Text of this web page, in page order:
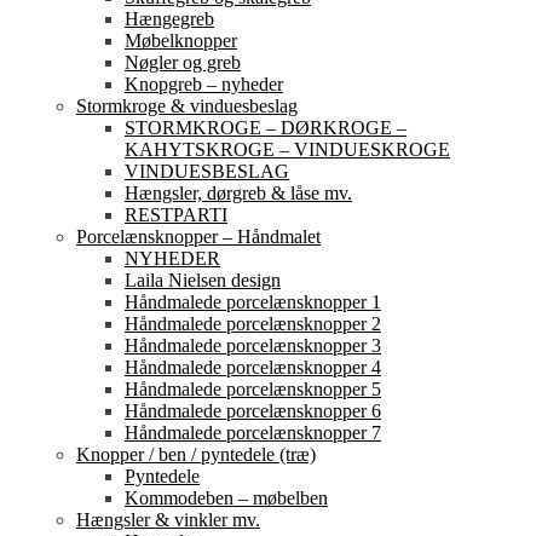
Hængegreb
Møbelknopper
Nøgler og greb
Knopgreb – nyheder
Stormkroge & vinduesbeslag
STORMKROGE – DØRKROGE –
KAHYTSKROGE – VINDUESKROGE
VINDUESBESLAG
Hængsler, dørgreb & låse mv.
RESTPARTI
Porcelænsknopper – Håndmalet
NYHEDER
Laila Nielsen design
Håndmalede porcelænsknopper 1
Håndmalede porcelænsknopper 2
Håndmalede porcelænsknopper 3
Håndmalede porcelænsknopper 4
Håndmalede porcelænsknopper 5
Håndmalede porcelænsknopper 6
Håndmalede porcelænsknopper 7
Knopper / ben / pyntedele (træ)
Pyntedele
Kommodeben – møbelben
Hængsler & vinkler mv.